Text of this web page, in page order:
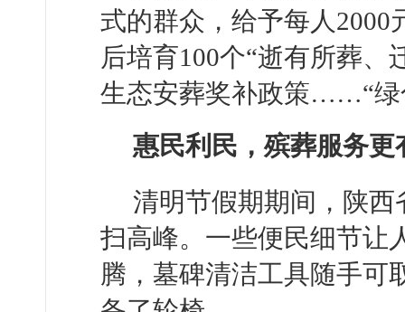
式的群众，给予每人
后培育100个“逝有所葬、
生态安葬奖补政策……“绿
惠民利民，殡葬服务
清明节假期期间，陕西
扫高峰。一些便民细节让
腾，墓碑清洁工具随手可